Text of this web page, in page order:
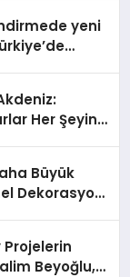
yeni
son modeli
Plus
Tam
uygulama
sistemlerinin
ve
yaşam
Her Şeyin
Büyük
Dekorasyon
Projelerin
Beyoğlu,